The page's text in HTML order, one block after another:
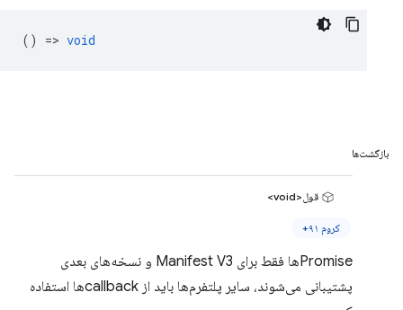
() => void
بازگشت‌ها
قول<void>
کروم ۹۱+
Promiseها فقط برای Manifest V3 و نسخه‌های بعدی
پشتیبانی می‌شوند، سایر پلتفرم‌ها باید از callbackها استفاده